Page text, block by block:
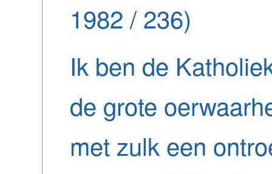
1982 / 236)
Ik ben de
de grote
met zulk een